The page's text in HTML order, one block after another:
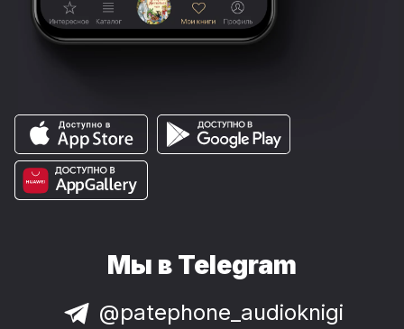
Мы в Telegram
@patephone_audioknigi